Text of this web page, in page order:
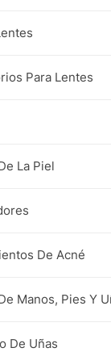
Para Lentes
La Piel
De Acné
Manos, Pies Y
De Uñas